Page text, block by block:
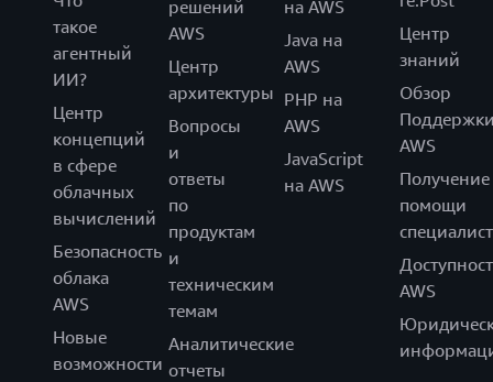
такое
агентный
ИИ?
Центр
концепций
в сфере
облачных
вычислений
Безопасность
облака
AWS
Новые
возможности
решений
AWS
Центр
архитектуры
Вопросы
и
ответы
по
продуктам
и
техническим
темам
Аналитические
отчеты
на AWS
Java на
AWS
PHP на
AWS
JavaScript
на AWS
Центр
знаний
Обзор
AWS
Получение
помощи
AWS